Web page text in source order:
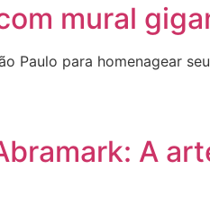
mural
Paulo para homenagear
A